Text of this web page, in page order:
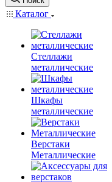
Каталог
Стеллажи
металлические
Шкафы
металлические
Верстаки
Металлические